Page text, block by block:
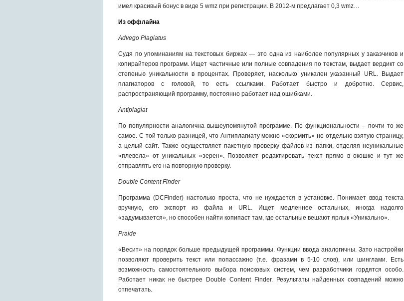
имел красивый бонус в виде 5 wmz при регистрации. В 2012-м предлагает 0,3 wmz…
Из оффлайна
Advego Plagiatus
Судя по упоминаниям на текстовых биржах — это одна из наиболее популярных у заказчиков и
копирайтеров программ. Ищет частичные или полные совпадения по текстам, выдает вердикт со
степенью уникальности в процентах. Проверяет, насколько уникален указанный URL. Выдает
плагиаторов с головой, то есть ссылками. Работает быстро и добротно. Сервис,
распространяющий программу, постоянно работает над ошибками.
Аntiplagiat
По популярности аналогична вышеупомянутой программе. По функциональности – почти то же
самое. С той только разницей, что Антиплагиату можно «скормить» не отдельно взятую страницу,
а целый сайт. Также осуществляет пакетную проверку файлов из папки, отделяя неуникальные
«плевела» от уникальных «зерен». Позволяет редактировать текст прямо в окошке и тут же
отправлять его на повторную проверку.
Double Content Finder
Программа (DCFinder) настолько проста, что не нуждается в установке. Понимает ввод текста
вручную, его экспорт из файла и URL. Ищет медленнее остальных, иногда надолго
«задумывается», но способен найти копипаст там, где остальные вешают ярлык «Уникально».
Prаide
«Весит» на порядок больше предыдущей программы. Функции ввода аналогичны. Зато настройки
позволяют проверить текст или попассажно (т.е. фразами в 5-10 слов), или шинглами. Есть
возможность самостоятельного выбора поисковых систем, чем разработчики гордятся особо.
Работает никак не быстрее Double Content Finder. Результаты найденных совпадений можно
отпечатать.